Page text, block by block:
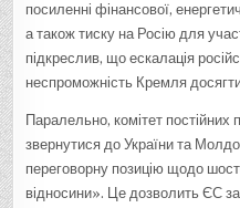
посиленні фінансової,
а також тиску на Росію для
підкреслив, що ескалація
неспроможність Кремля
Паралельно, комітет
звернутися до України та
переговорну позицію щодо
відносини». Це дозволить ЄС